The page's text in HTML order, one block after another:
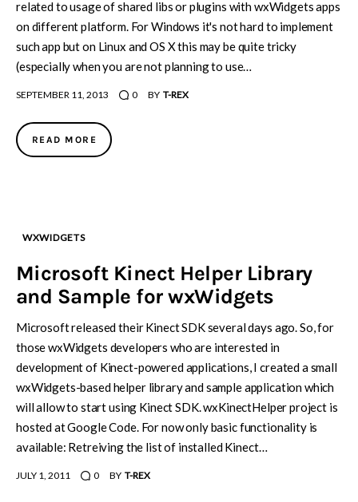
related to usage of shared libs or plugins with wxWidgets apps
on different platform. For Windows it's not hard to implement
such app but on Linux and OS X this may be quite tricky
(especially when you are not planning to use…
SEPTEMBER 11, 2013 0 BY T-REX
READ MORE
WXWIDGETS
Microsoft Kinect Helper Library
and Sample for wxWidgets
Microsoft released their Kinect SDK several days ago. So, for
those wxWidgets developers who are interested in
development of Kinect-powered applications, I created a small
wxWidgets-based helper library and sample application which
will allow to start using Kinect SDK. wxKinectHelper project is
hosted at Google Code. For now only basic functionality is
available: Retreiving the list of installed Kinect…
JULY 1, 2011 0 BY T-REX